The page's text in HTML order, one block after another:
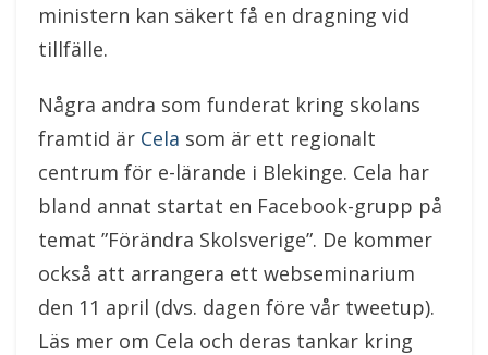
ministern kan säkert få en dragning vid
tillfälle.
Några andra som funderat kring skolans
framtid är Cela som är ett regionalt
centrum för e-lärande i Blekinge. Cela har
bland annat startat en Facebook-grupp på
temat ”Förändra Skolsverige”. De kommer
också att arrangera ett webseminarium
den 11 april (dvs. dagen före vår tweetup).
Läs mer om Cela och deras tankar kring